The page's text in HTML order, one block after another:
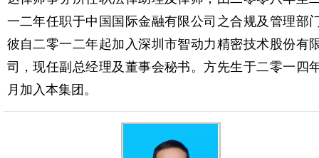
一二年任职于中国国际金融有限公司之合规及管理部
彼自二零一二年起加入深圳市智动力精密技术股份有
司，现任副总经理及董事会秘书。方先生于二零一四
月加入本集团。